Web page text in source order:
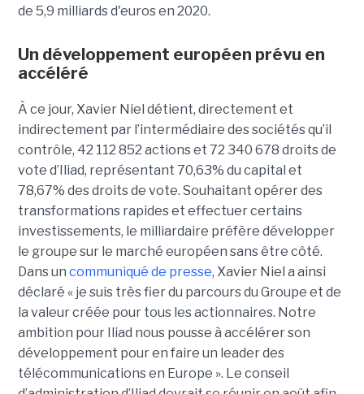
de 5,9 milliards d'euros en 2020.
Un développement européen prévu en
accéléré
À ce jour, Xavier Niel détient, directement et
indirectement par l’intermédiaire des sociétés qu’il
contrôle, 42 112 852 actions et 72 340 678 droits de
vote d’Iliad, représentant 70,63% du capital et
78,67% des droits de vote. Souhaitant opérer des
transformations rapides et effectuer certains
investissements, le milliardaire préfère développer
le groupe sur le marché européen sans être côté.
Dans un communiqué de presse, Xavier Niel a ainsi
déclaré « je suis très fier du parcours du Groupe et de
la valeur créée pour tous les actionnaires. Notre
ambition pour Iliad nous pousse à accélérer son
développement pour en faire un leader des
télécommunications en Europe ». Le conseil